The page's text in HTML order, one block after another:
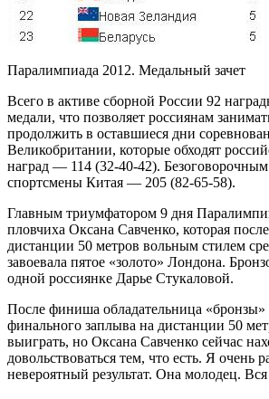
Паралимпиада 2012. Медальный зачет
Всего в активе сборной России 92
медали, что позволяет россиянам
продолжить в оставшиеся дни
Великобритании, которые обходят
наград — 114 (32-40-42).
спортсмены Китая — 205 (82-65-58).
Главным триумфатором 9 дня
пловчиха Оксана Савченко, которая
дистанции 50 метров вольным стилем
завоевала пятое «золото» Лондона.
одной россиянке Дарье Стукаловой.
После финиша обладательница
финального заплыва на дистанции 50
выиграть, но Оксана Савченко сейчас
довольствоваться тем, что есть. Я очень
невероятный результат. Она молодец.